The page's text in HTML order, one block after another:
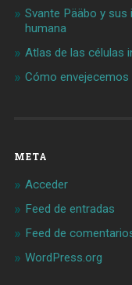
Svante Pääbo y
humana
Atlas de las células
Cómo envejecemos
META
Acceder
Feed de entradas
Feed de
WordPress.org